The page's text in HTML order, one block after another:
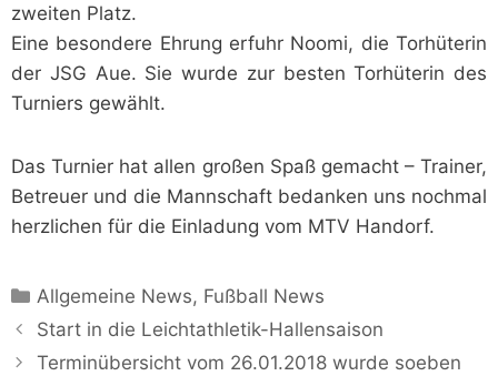
zweiten Platz.
Eine besondere Ehrung erfuhr Noomi, die Torhüterin
der JSG Aue. Sie wurde zur besten Torhüterin des
Turniers gewählt.
Das Turnier hat allen großen Spaß gemacht – Trainer,
Betreuer und die Mannschaft bedanken uns nochmal
herzlichen für die Einladung vom MTV Handorf.
Kategorien
Allgemeine News, Fußball News
Start in die Leichtathletik-Hallensaison
Terminübersicht vom 26.01.2018 wurde soeben